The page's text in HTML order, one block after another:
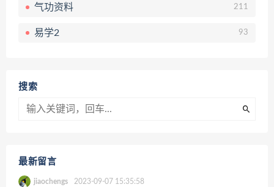
气功资料 211
易学2 93
搜索
最新留言
jiaochengs 2023-09-07 15:35:58